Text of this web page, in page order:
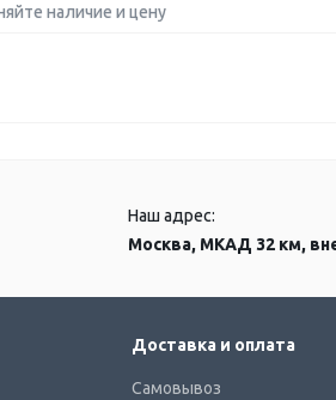
наличие и цену
Наш адрес:
Москва, МКАД 32 км,
Доставка и оплата
Самовывоз